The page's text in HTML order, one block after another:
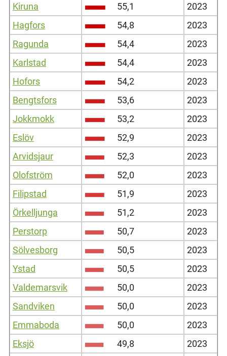
Kiruna
55,1
2023
Hagfors
54,8
2023
Ragunda
54,4
2023
Karlstad
54,4
2023
Hofors
54,2
2023
Bengtsfors
53,6
2023
Jokkmokk
53,2
2023
Eslöv
52,9
2023
Arvidsjaur
52,3
2023
Olofström
52,0
2023
Filipstad
51,9
2023
Örkelljunga
51,2
2023
Perstorp
50,7
2023
Sölvesborg
50,5
2023
Ystad
50,5
2023
Valdemarsvik
50,0
2023
Sandviken
50,0
2023
Emmaboda
50,0
2023
Eksjö
49,8
2023